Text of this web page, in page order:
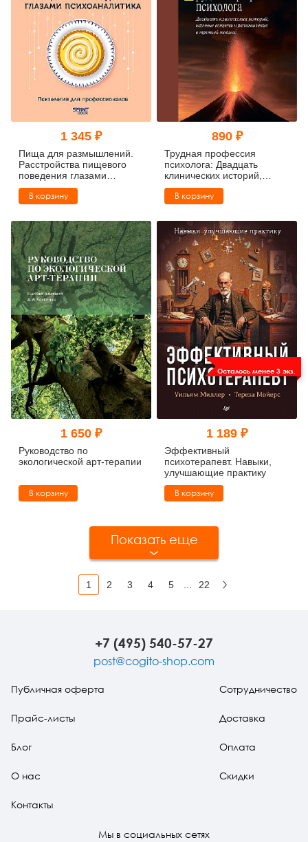
1 345 ₽
Пища для размышлений.
Расстройства пищевого
поведения глазами
психоаналитика
В корзину
890 ₽
Трудная профессия
психолога: Двадцать
клинических историй,
научные встречи и
размышления о третьей
В корзину
1 650 ₽
Руководство по
экологической арт-терапии
В корзину
Осталось менее 3 экз.
1 189 ₽
Эффективный
психотерапевт. Навыки,
улучшающие практику
В корзину
Показать еще
1 2 3 4 5 22
+7 (495) 540-57-27
post@cogito-shop.com
Публичная оферта
Прайс-листы
Блог
О нас
Контакты
Сотрудничество
Доставка
Оплата
Скидки
Мы в социальных сетях